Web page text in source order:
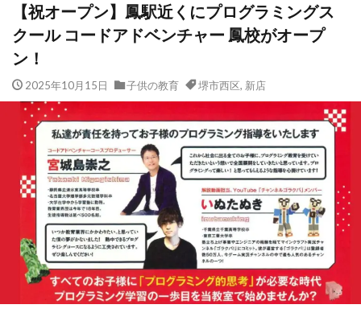
【祝オープン】鳳駅近くにプログラミングス
クール コードアドベンチャー 鳳校がオープ
ン！
2025年10月15日 子供の教育 堺市西区, 新店